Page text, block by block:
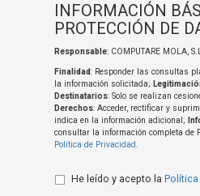
INFORMACIÓN
PROTECCIÓN DE
Responsable: COMPUTARE MOLA,
Finalidad: Responder las consultas
la información solicitada;
Destinatarios: Solo se realizan
Derechos: Acceder, rectificar y
indica en la información adicional;
consultar la información completa de
Política de Privacidad
He leído y acepto la Política